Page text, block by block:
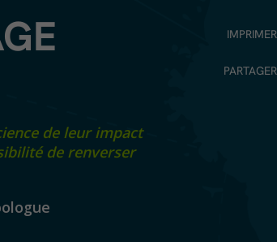
IMPRIMER
PARTAGER
de leur impact
de renverser